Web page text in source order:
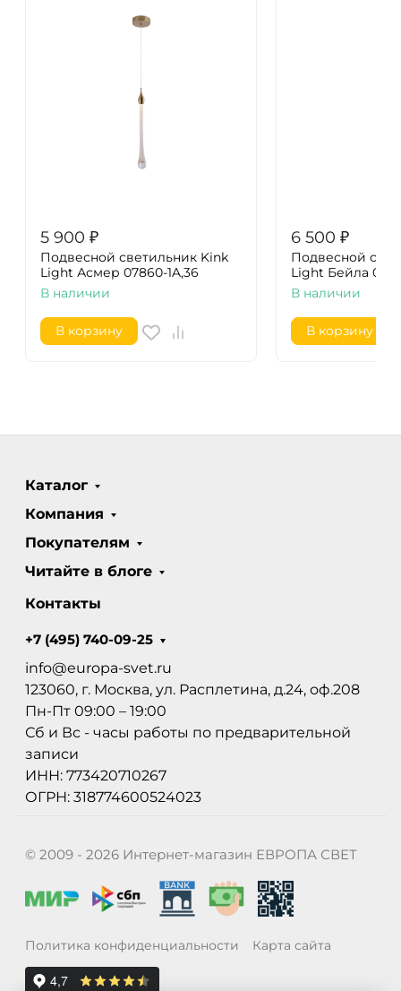
5 900 ₽
Подвесной светильник Kink
Light Асмер 07860-1A,36
В наличии
В корзину
6 500 ₽
Подвесной
Light Бейла
В наличии
В корзину
Каталог
Компания
Покупателям
Читайте в блоге
Контакты
+7 (495) 740-09-25
info@europa-svet.ru
123060, г. Москва, ул. Расплетина, д.24, оф.208
Пн-Пт 09:00 – 19:00
Сб и Вс - часы работы по предварительной
записи
ИНН: 773420710267
ОГРН: 318774600524023
© 2009 - 2026 Интернет-магазин ЕВРОПА СВЕТ
Политика конфиденциальности Карта сайта